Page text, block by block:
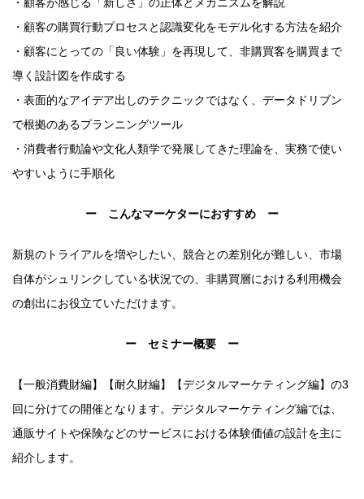
・顧客の購買行動プロセスと認識変化をモデル化する方法を紹介
・顧客にとっての「良い体験」を再現して、非購買客を購買まで
導く設計図を作成する
・表面的なアイデア出しのテクニックではなく、データドリブン
で根拠のあるプランニングツール
・消費者行動論や文化人類学で発展してきた理論を、実務で使い
やすいように手順化
ー こんなマーケターにおすすめ ー
新規のトライアルを増やしたい、競合との差別化が難しい、市場
自体がシュリンクしている状況での、非購買層における利用機会
の創出にお役立ていただけます。
ー セミナー概要 ー
【一般消費財編】【耐久財編】【デジタルマーケティング編】の3
回に分けての開催となります。デジタルマーケティング編では、
通販サイトや保険などのサービスにおける体験価値の設計を主に
紹介します。